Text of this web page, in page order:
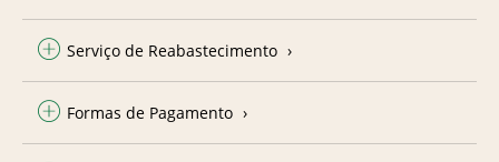
Serviço de Reabastecimento
Formas de Pagamento